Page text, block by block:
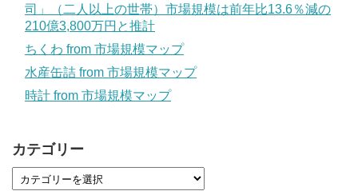
司」（二人以上の世帯）市場規模は前年比13.6％減の
210億3,800万円と推計
ちくわ from 市場規模マップ
水産缶詰 from 市場規模マップ
時計 from 市場規模マップ
カテゴリー